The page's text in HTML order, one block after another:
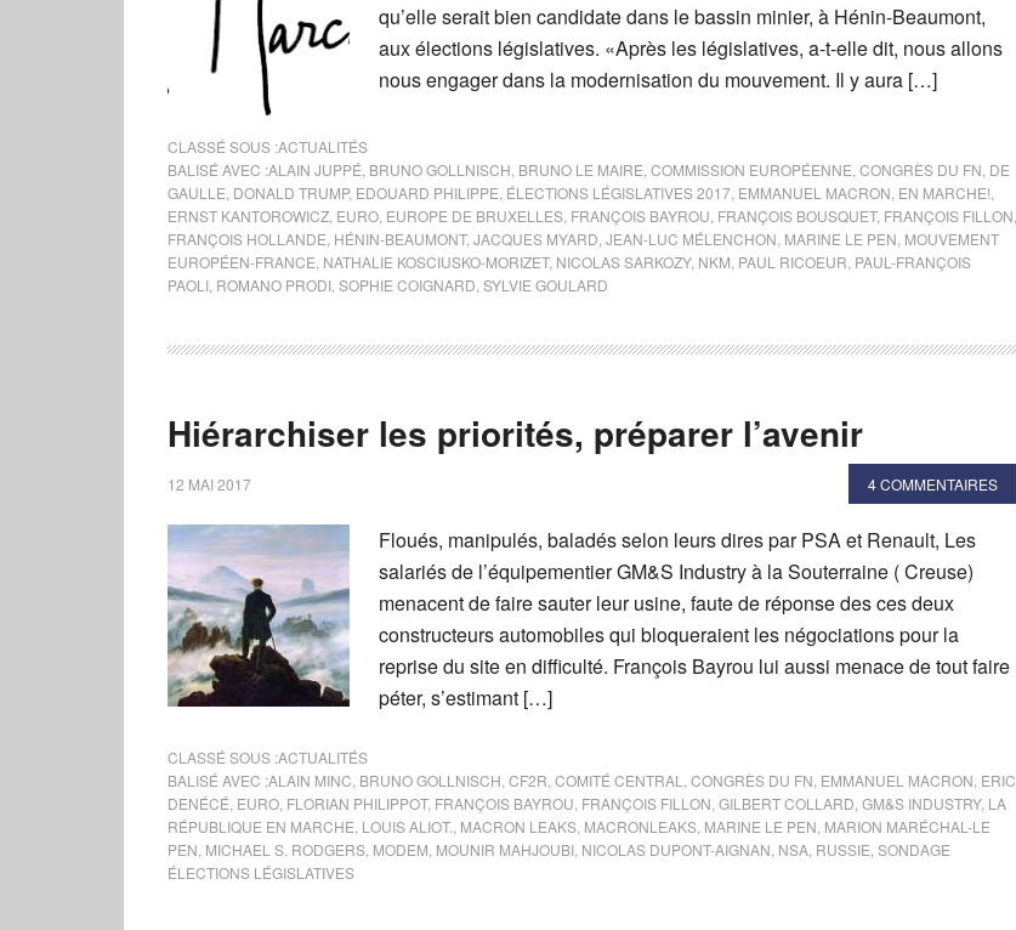
qu’elle serait bien candidate dans le bassin minier, à Hénin-Beaumont,
aux élections législatives. «Après les législatives, a-t-elle dit, nous allons
nous engager dans la modernisation du mouvement. Il y aura […]
CLASSÉ SOUS :ACTUALITÉS
BALISÉ AVEC :ALAIN JUPPÉ BRUNO GOLLNISCH BRUNO LE MAIRE COMMISSION EUROPÉENNE CONGRÈS DU FN DE
GAULLE DONALD TRUMP, EDOUARD PHILIPPE ÉLECTIONS LÉGISLATIVES 2017 EMMANUEL MACRON EN MARCHE!
ERNST KANTOROWICZ EURO EUROPE DE BRUXELLES FRANÇOIS BAYROU FRANÇOIS BOUSQUET, FRANÇOIS FILLON
FRANÇOIS HOLLANDE HÉNIN-BEAUMONT, JACQUES MYARD JEAN-LUC MÉLENCHON MARINE LE PEN MOUVEMENT
EUROPÉEN-FRANCE NATHALIE KOSCIUSKO-MORIZET, NICOLAS SARKOZY, NKM PAUL RICOEUR PAUL-FRANÇOIS
PAOLI ROMANO PRODI SOPHIE COIGNARD SYLVIE GOULARD
Hiérarchiser les priorités, préparer l’avenir
12 MAI 2017 4 COMMENTAIRES
Floués, manipulés, baladés selon leurs dires par PSA et Renault, Les
salariés de l’équipementier GM&S Industry à la Souterraine ( Creuse)
menacent de faire sauter leur usine, faute de réponse des ces deux
constructeurs automobiles qui bloqueraient les négociations pour la
reprise du site en difficulté. François Bayrou lui aussi menace de tout faire
péter, s’estimant […]
CLASSÉ SOUS :ACTUALITÉS
BALISÉ AVEC :ALAIN MINC BRUNO GOLLNISCH CF2R COMITÉ CENTRAL CONGRÈS DU FN EMMANUEL MACRON ERIC
DENÉCÉ EURO FLORIAN PHILIPPOT, FRANÇOIS BAYROU FRANÇOIS FILLON GILBERT COLLARD GM&S INDUSTRY, LA
RÉPUBLIQUE EN MARCHE LOUIS ALIOT. MACRON LEAKS MACRONLEAKS MARINE LE PEN MARION MARÉCHAL-LE
PEN MICHAEL S. RODGERS MODEM MOUNIR MAHJOUBI NICOLAS DUPONT-AIGNAN NSA RUSSIE SONDAGE
ÉLECTIONS LÉGISLATIVES